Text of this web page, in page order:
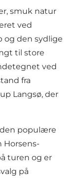
smuk natur
ved
og den sydlige
til store
ved
fra
Langsø, der
den populære
Horsens-
turen og er
på